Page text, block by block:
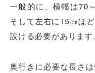
一般的に、横幅は70
そして左右に15㎝ほ
設ける必要があります
奥行きに必要な長さ